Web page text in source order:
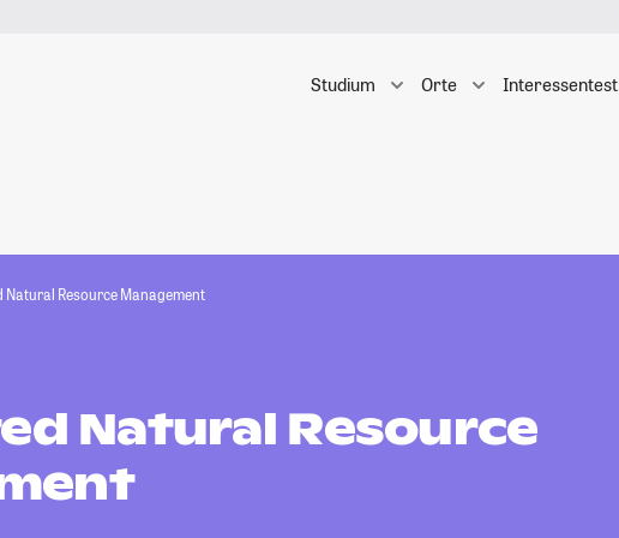
Studium Orte Interessentest
Resource Management
Natural Resource